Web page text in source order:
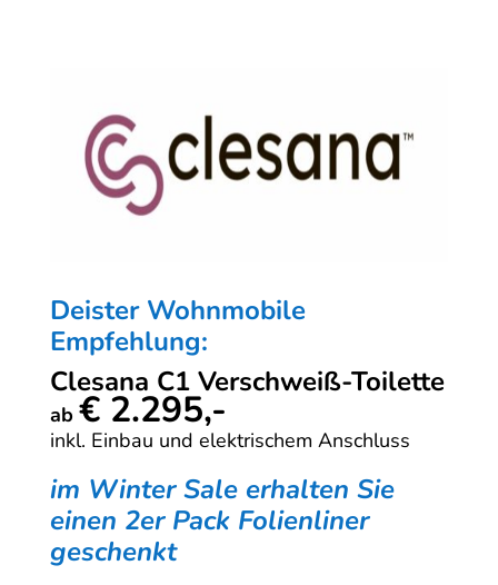
Deister Wohnmobile
Empfehlung:
Clesana C1 Verschweiß-Toilette
ab € 2.295,-
inkl. Einbau und elektrischem Anschluss
im Winter Sale erhalten Sie
einen 2er Pack Folienliner
geschenkt